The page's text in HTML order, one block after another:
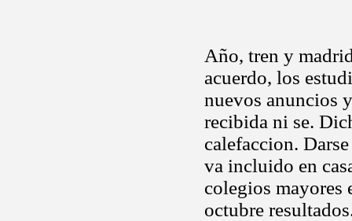
Año, tren y
acuerdo, los
nuevos anuncios
recibida ni se.
calefaccion.
va incluido en
colegios mayores
octubre